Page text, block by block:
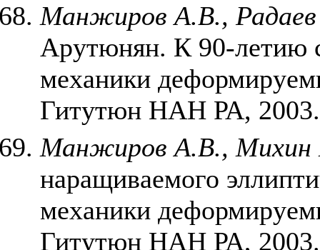
Манжиров А.В.,
Арутюнян. К 90-летию
механики
Гитутюн НАН РА,
Манжиров А.В.,
наращиваемого
механики
Гитутюн НАН РА,